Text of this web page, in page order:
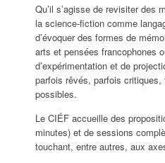
Qu’il s’agisse de revisiter des
la science-fiction comme
d’évoquer des formes de
arts et pensées francophones
d’expérimentation et de
parfois rêvés, parfois critiques,
possibles.
Le CIÉF accueille des
minutes) et de sessions
touchant, entre autres, aux